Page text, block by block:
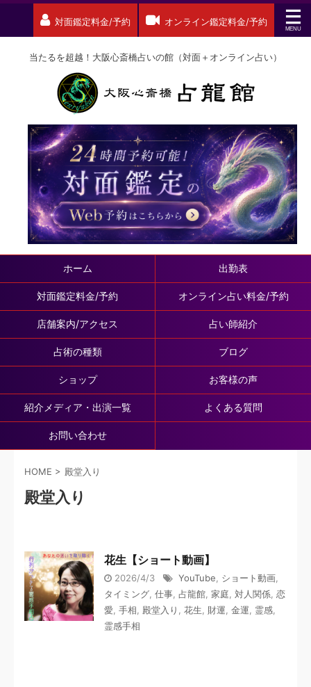
対面鑑定料金/予約 オンライン鑑定料金/予約
当たるを超越！大阪心斎橋占いの館（対面＋オンライン占い）
ホーム 出勤表
対面鑑定料金/予約 オンライン占い料金/予約
店舗案内/アクセス 占い師紹介
占術の種類 ブログ
ショップ お客様の声
紹介メディア・出演一覧 よくある質問
お問い合わせ
HOME > 殿堂入り
殿堂入り
花生【ショート動画】
2026/4/3 YouTube, ショート動画,
タイミング, 仕事, 占龍館, 家庭, 対人関係, 恋
愛, 手相, 殿堂入り , 花生, 財運, 金運, 霊感,
霊感手相